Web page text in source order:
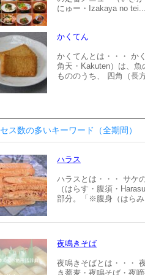
にゅー・Izakaya no tei...
かくてん
かくてんとは・・・ か
角天・Kakuten）は、魚
もののうち、 四角（長
ス数の多いキーワード（全期間）
ハラス
ハラスとは・・・ サケ
（はらす・腹須・
部分。「※腹身（はらみ
夜鳴きそば
夜鳴きそばとは・・・
き蕎麦・夜鳴そば・夜